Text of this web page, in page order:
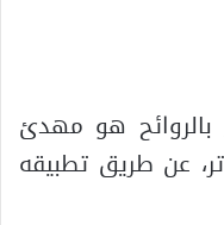
بالروائح هو مهدئ
عن طريق تطبيقه